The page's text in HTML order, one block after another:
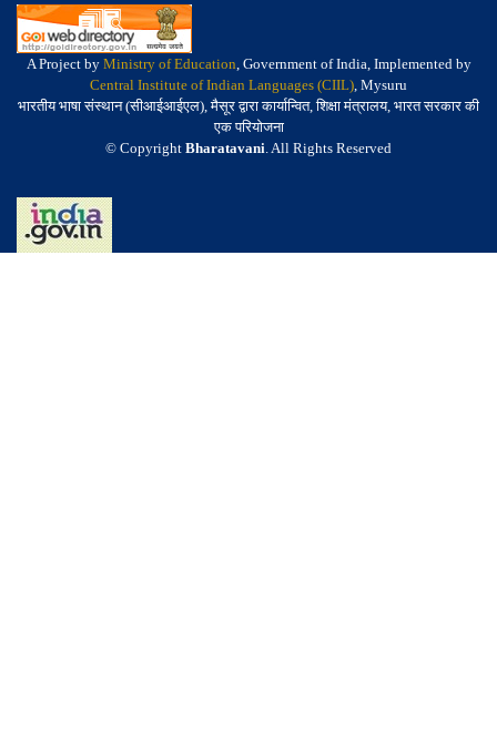
A Project by Ministry of Education, Government of India, Implemented by
Central Institute of Indian Languages (CIIL), Mysuru
भारतीय भाषा संस्थान (सीआईआईएल), मैसूर द्वारा कार्यान्वित, शिक्षा मंत्रालय, भारत सरकार की
एक परियोजना
© Copyright Bharatavani. All Rights Reserved